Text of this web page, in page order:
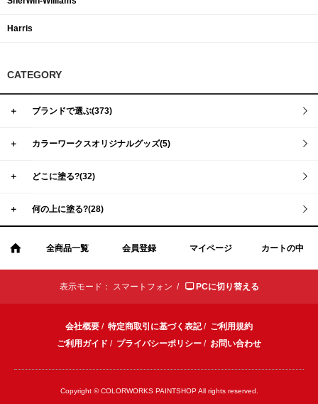
Harris
CATEGORY
＋ ブランドで選ぶ(373)
＋ カラーワークスオリジナルグッズ(5)
＋ どこに塗る?(32)
＋ 何の上に塗る?(28)
全商品一覧 会員登録 マイページ カートの中
表示モード： スマートフォン / PCに切り替える
会社概要 / 特定商取引に基づく表記/ ご利用規約
ご利用ガイド / プライバシーポリシー / お問い合わせ
Copyright © COLORWORKS PAINTSHOP All rights reserved.